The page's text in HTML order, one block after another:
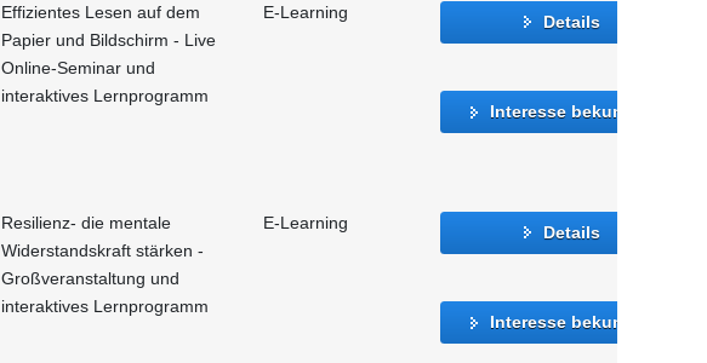
Effizientes Lesen auf dem
Papier und Bildschirm - Live
Online-Seminar und
interaktives Lernprogramm
E-Learning Details
Interesse bekunden
Resilienz- die mentale
Widerstandskraft stärken -
Großveranstaltung und
interaktives Lernprogramm
E-Learning Details
Interesse bekunden